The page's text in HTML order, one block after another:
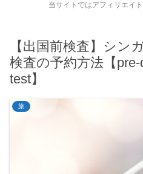
当サイトではアフィリエイ
【出国前検査】シン
検査の予約方法【
test】
旅